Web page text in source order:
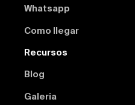
Whatsapp
Como llegar
Recursos
Blog
Galeria